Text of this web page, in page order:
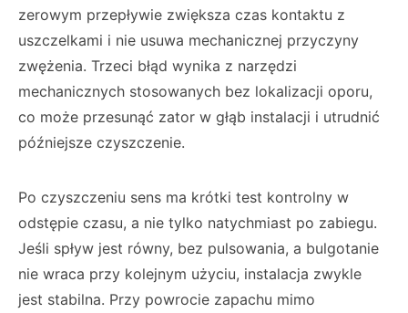
zerowym przepływie zwiększa czas kontaktu z
uszczelkami i nie usuwa mechanicznej przyczyny
zwężenia. Trzeci błąd wynika z narzędzi
mechanicznych stosowanych bez lokalizacji oporu,
co może przesunąć zator w głąb instalacji i utrudnić
późniejsze czyszczenie.
Po czyszczeniu sens ma krótki test kontrolny w
odstępie czasu, a nie tylko natychmiast po zabiegu.
Jeśli spływ jest równy, bez pulsowania, a bulgotanie
nie wraca przy kolejnym użyciu, instalacja zwykle
jest stabilna. Przy powrocie zapachu mimo